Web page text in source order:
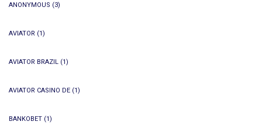
ANONYMOUS (3)
AVIATOR (1)
AVIATOR BRAZIL (1)
AVIATOR CASINO DE (1)
BANKOBET (1)